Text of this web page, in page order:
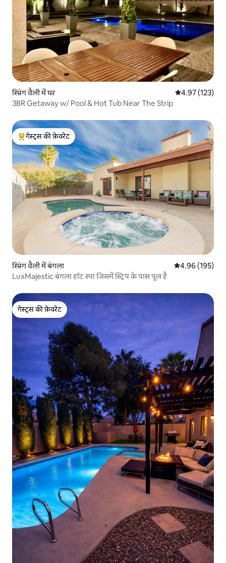
स्प्रिंग वैली में घर औसत रेटिंग 5 में से
4.97 (123)
3BR Getaway w/ Pool & Hot Tub Near The Strip
गेस्ट्स का टॉप फ़ेवरेट
गेस्ट्स की फ़ेवरेट
स्प्रिंग वैली में बंगला औसत रेटिंग 5 में से
4.96 (195)
LuxMajestic बंगला हॉट स्पा जिसमें स्ट्रिप के पास पूल है
गेस्ट्स की फ़ेवरेट
गेस्ट्स की फ़ेवरेट